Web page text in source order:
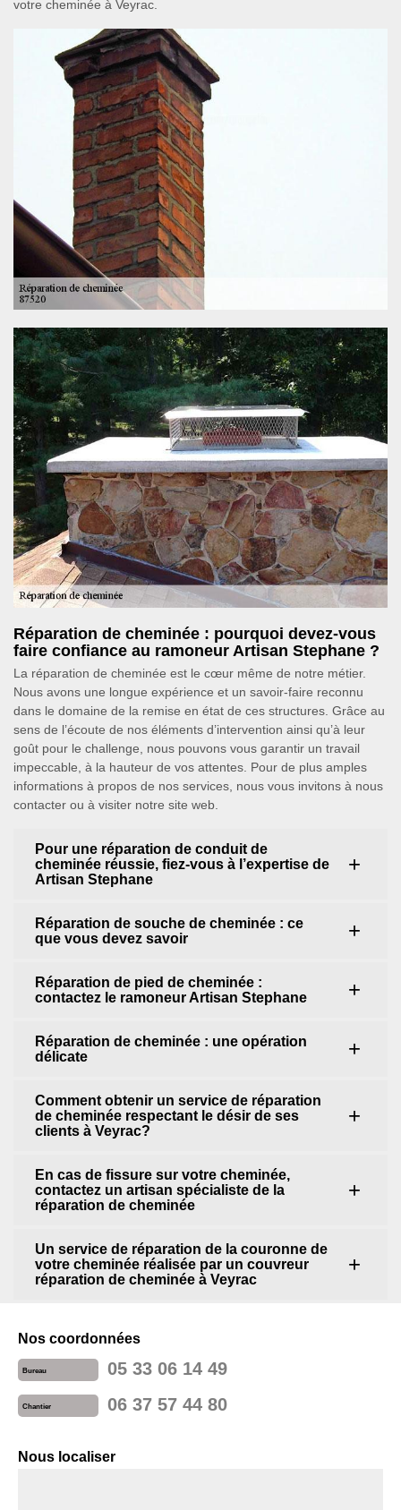
votre cheminée à Veyrac.
Réparation de cheminée : pourquoi devez-vous
faire confiance au ramoneur Artisan Stephane ?
La réparation de cheminée est le cœur même de notre métier.
Nous avons une longue expérience et un savoir-faire reconnu
dans le domaine de la remise en état de ces structures. Grâce au
sens de l’écoute de nos éléments d’intervention ainsi qu’à leur
goût pour le challenge, nous pouvons vous garantir un travail
impeccable, à la hauteur de vos attentes. Pour de plus amples
informations à propos de nos services, nous vous invitons à nous
contacter ou à visiter notre site web.
Pour une réparation de conduit de
cheminée réussie, fiez-vous à l’expertise de
Artisan Stephane
Réparation de souche de cheminée : ce
que vous devez savoir
Réparation de pied de cheminée :
contactez le ramoneur Artisan Stephane
Réparation de cheminée : une opération
délicate
Comment obtenir un service de réparation
de cheminée respectant le désir de ses
clients à Veyrac?
En cas de fissure sur votre cheminée,
contactez un artisan spécialiste de la
réparation de cheminée
Un service de réparation de la couronne de
votre cheminée réalisée par un couvreur
réparation de cheminée à Veyrac
Nos coordonnées
Bureau 05 33 06 14 49
Chantier 06 37 57 44 80
Nous localiser